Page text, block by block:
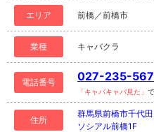
エリア 前橋／前橋市
業種 キャバクラ
電話番号 027-235-
「キャバキャバ見た」
住所
群馬県前橋市千代
ソシアル前橋1F